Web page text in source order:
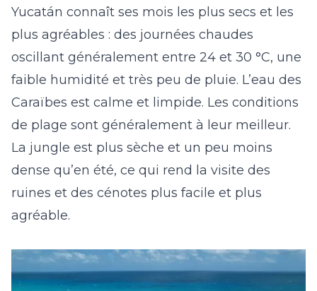
Yucatán connaît ses mois les plus secs et les
plus agréables : des journées chaudes
oscillant généralement entre 24 et 30 °C, une
faible humidité et très peu de pluie. L’eau des
Caraïbes est calme et limpide. Les conditions
de plage sont généralement à leur meilleur.
La jungle est plus sèche et un peu moins
dense qu’en été, ce qui rend la visite des
ruines et des cénotes plus facile et plus
agréable.